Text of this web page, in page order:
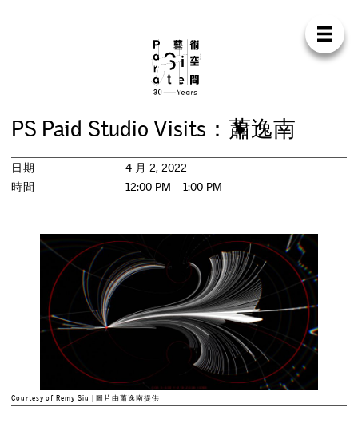
Para
我們 支持
展覽
活 動
藝術 駐留
出版
坊
PS Paid Studio Visits ：蕭逸南
日期
4 月 2, 2022
時間
12:00 PM – 1:00 PM
Courtesy of Remy Siu | 圖片由蕭逸南提供